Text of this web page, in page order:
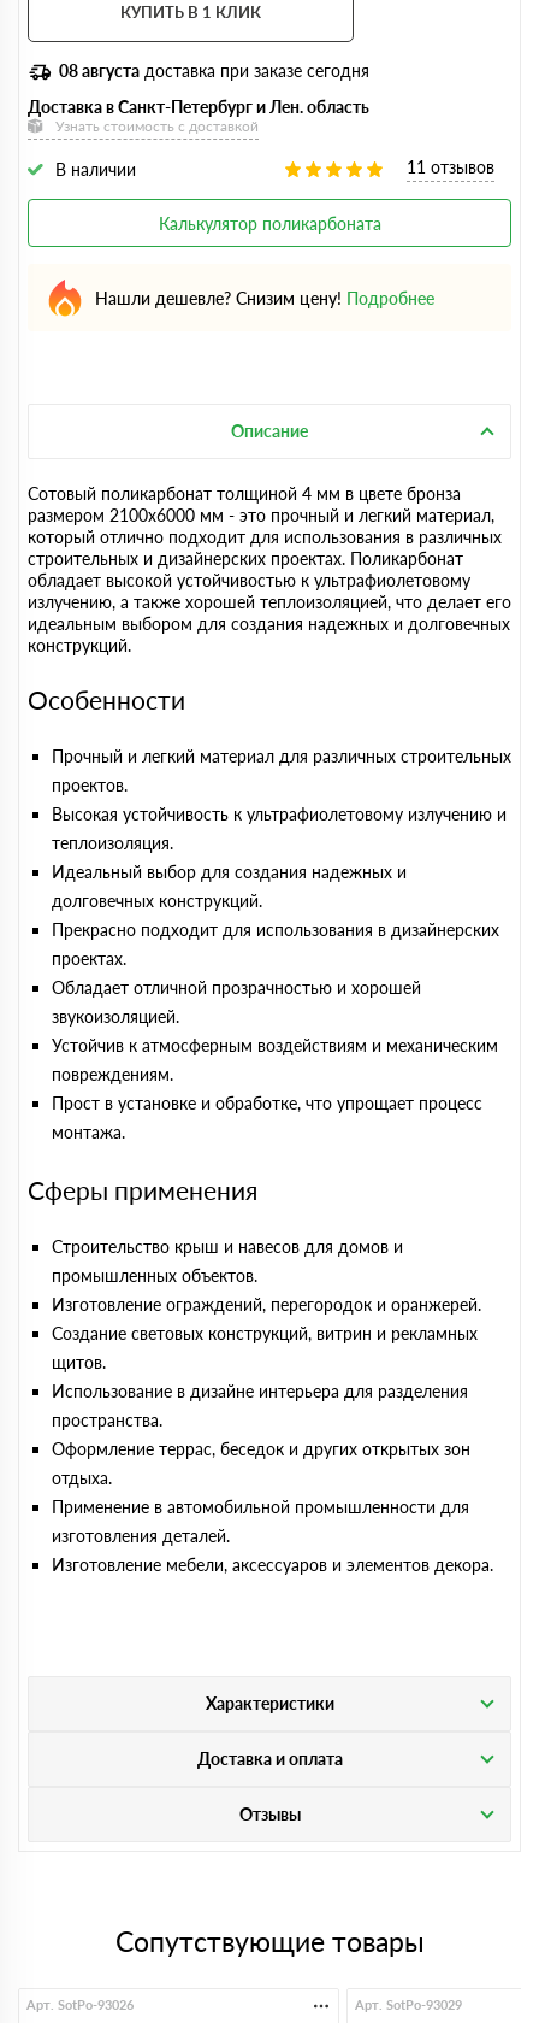
КУПИТЬ В 1 КЛИК
08 августа доставка при заказе сегодня
Доставка в Санкт-Петербург и Лен. область
Узнать стоимость с доставкой
В наличии 11 отзывов
Калькулятор поликарбоната
Нашли дешевле? Снизим цену! Подробнее
Описание
Сотовый поликарбонат толщиной 4 мм в цвете бронза
размером 2100х6000 мм - это прочный и легкий материал,
который отлично подходит для использования в различных
строительных и дизайнерских проектах. Поликарбонат
обладает высокой устойчивостью к ультрафиолетовому
излучению, а также хорошей теплоизоляцией, что делает его
идеальным выбором для создания надежных и долговечных
конструкций.
Особенности
Прочный и легкий материал для различных строительных
проектов.
Высокая устойчивость к ультрафиолетовому излучению и
теплоизоляция.
Идеальный выбор для создания надежных и
долговечных конструкций.
Прекрасно подходит для использования в дизайнерских
проектах.
Обладает отличной прозрачностью и хорошей
звукоизоляцией.
Устойчив к атмосферным воздействиям и механическим
повреждениям.
Прост в установке и обработке, что упрощает процесс
монтажа.
Сферы применения
Строительство крыш и навесов для домов и
промышленных объектов.
Изготовление ограждений, перегородок и оранжерей.
Создание световых конструкций, витрин и рекламных
щитов.
Использование в дизайне интерьера для разделения
пространства.
Оформление террас, беседок и других открытых зон
отдыха.
Применение в автомобильной промышленности для
изготовления деталей.
Изготовление мебели, аксессуаров и элементов декора.
Характеристики
Доставка и оплата
Отзывы
Сопутствующие товары
Арт. SotPo-93026 Арт. SotPo-93029